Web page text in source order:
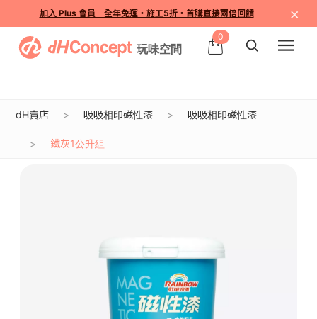
加入 Plus 會員｜全年免運・施工5折・首購直接兩倍回饋 ×
0
dH賣店 吸吸相印磁性漆 吸吸相印磁性漆
鐵灰1公升組